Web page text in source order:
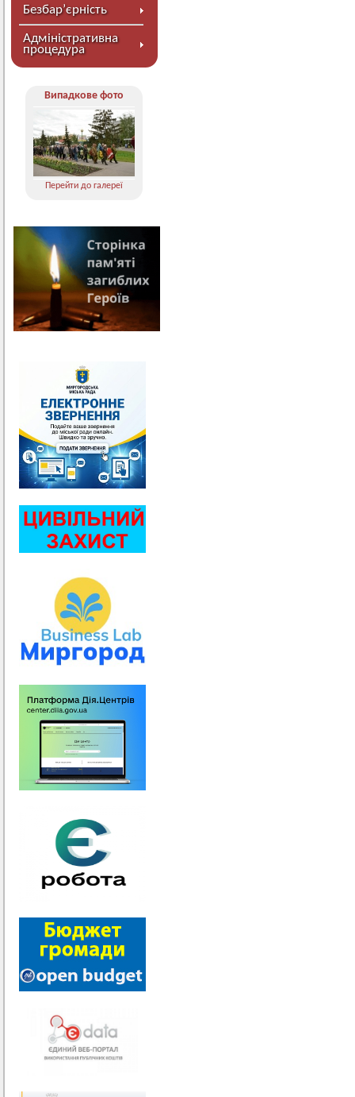
Безбар’єрність
Адміністративна
процедура
Випадкове фото
Перейти до галереї